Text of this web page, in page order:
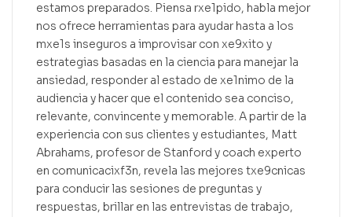
estamos preparados. Piensa rxe1pido, habla mejor
nos ofrece herramientas para ayudar hasta a los
mxe1s inseguros a improvisar con xe9xito y
estrategias basadas en la ciencia para manejar la
ansiedad, responder al estado de xe1nimo de la
audiencia y hacer que el contenido sea conciso,
relevante, convincente y memorable. A partir de la
experiencia con sus clientes y estudiantes, Matt
Abrahams, profesor de Stanford y coach experto
en comunicacixf3n, revela las mejores txe9cnicas
para conducir las sesiones de preguntas y
respuestas, brillar en las entrevistas de trabajo,